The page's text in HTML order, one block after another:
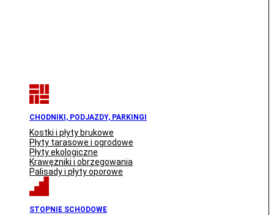
CHODNIKI, PODJAZDY, PARKINGI
Kostki i płyty brukowe
Płyty tarasowe i ogrodowe
Płyty ekologiczne
Krawężniki i obrzegowania
Palisady i płyty oporowe
STOPNIE SCHODOWE